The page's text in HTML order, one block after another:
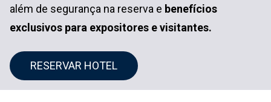
além de segurança na reserva e benefícios
exclusivos para expositores e visitantes.
RESERVAR HOTEL